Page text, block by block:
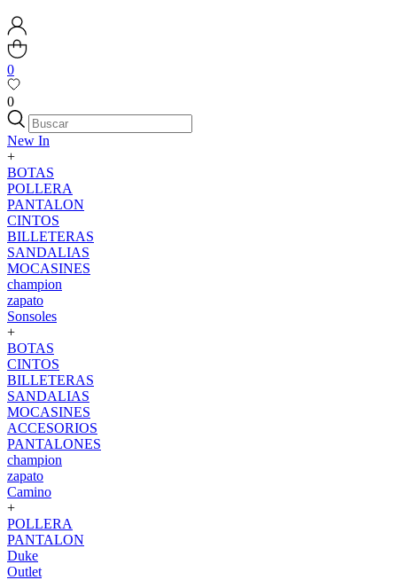
0
0
New In
+
BOTAS
POLLERA
PANTALON
CINTOS
BILLETERAS
SANDALIAS
MOCASINES
champion
zapato
Sonsoles
+
BOTAS
CINTOS
BILLETERAS
SANDALIAS
MOCASINES
ACCESORIOS
PANTALONES
champion
zapato
Camino
+
POLLERA
PANTALON
Duke
Outlet